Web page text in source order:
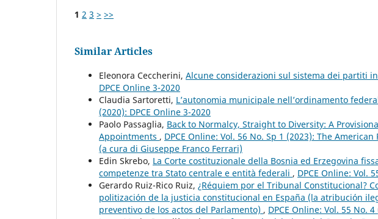
1 2 3 > >>
Similar Articles
Eleonora Ceccherini, Alcune considerazioni sul sistema dei partiti
DPCE Online 3-2020
Claudia Sartoretti, L’autonomia municipale nell’ordinamento
(2020): DPCE Online 3-2020
Paolo Passaglia, Back to Normalcy, Straight to Diversity: A
Appointments , DPCE Online: Vol. 56 No. Sp 1 (2023): The
(a cura di Giuseppe Franco Ferrari)
Edin Skrebo, La Corte costituzionale della Bosnia ed Erzegovina
competenze tra Stato centrale e entità federali , DPCE Online: Vol.
Gerardo Ruiz-Rico Ruiz, ¿Réquiem por el Tribunal Constitucional?
politización de la justicia constitucional en España (la atribución
preventivo de los actos del Parlamento) , DPCE Online: Vol. 55 No.